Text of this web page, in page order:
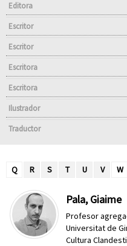
Editora
Escritor
Escritor
Escritora
Escritora
Ilustrador
Traductor
Q
R S T U V W
Pala, Giaime
Profesor
Universitat de
Cultura